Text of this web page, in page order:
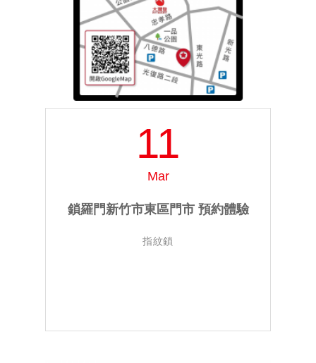
11
Mar
鎖羅門新竹市東區門市 預約體驗
0800-880-650
指紋鎖